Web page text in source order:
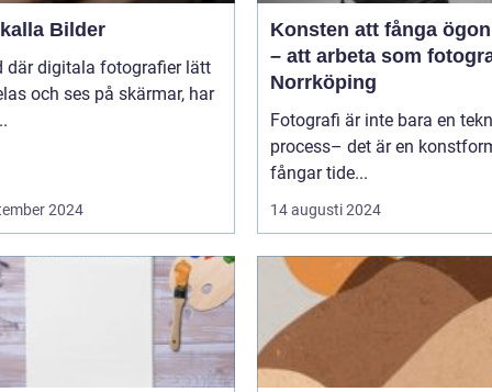
Bilder
där digitala fotografier lätt
och ses på skärmar, har
2024
Konsten att fånga
– att arbeta som
Norrköping
Fotografi är inte bara en
process– det är en
fångar tide...
14 augusti 2024